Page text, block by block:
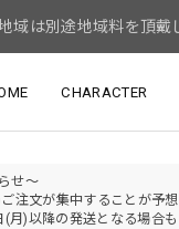
域は別途地域料を頂戴
CHARACTER
せ～
文が集中することが予想
)以降の発送となる場合も